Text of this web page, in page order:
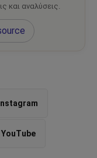
και αναλύσεις.